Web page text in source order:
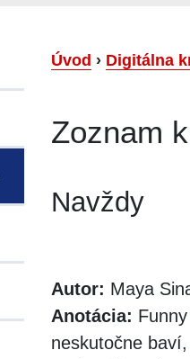
Úvod › Digitálna
Zoznam
Navždy
Autor: Maya
Anotácia:
neskutočne